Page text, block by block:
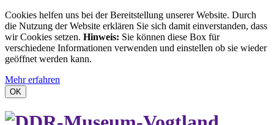
Cookies helfen uns bei der Bereitstellung unserer Website. Durch
die Nutzung der Website erklären Sie sich damit einverstanden, dass
wir Cookies setzen. Hinweis: Sie können diese Box für
verschiedene Informationen verwenden und einstellen ob sie wieder
geöffnet werden kann.
Mehr erfahren
OK